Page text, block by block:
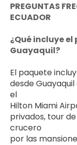
PREGUNTAS
ECUADOR
¿Qué incluye
Guayaquil?
El paquete
desde
el
Hilton Miami
privados, tour
crucero
por las